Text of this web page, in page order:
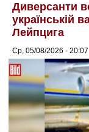
Диверсанти
українській
Лейпцига
Ср, 05/08/2026 - 20:07